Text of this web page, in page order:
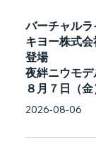
バーチャル
キヨー株式
登場
夜絆ニウモデ
８月７日（
2026-08-06